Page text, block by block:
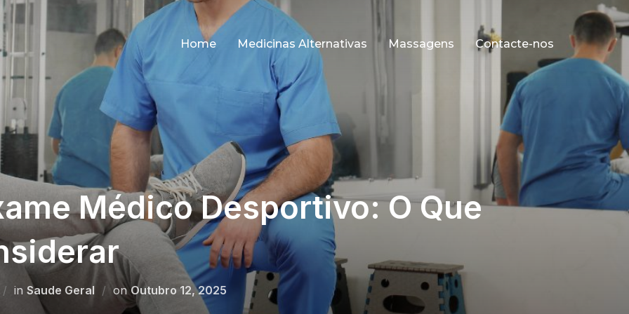
Home Medicinas Alternativas Massagens Contacte-nos
Médico Desportivo: O Que
in Saude Geral on Posted
on
Outubro 12, 2025